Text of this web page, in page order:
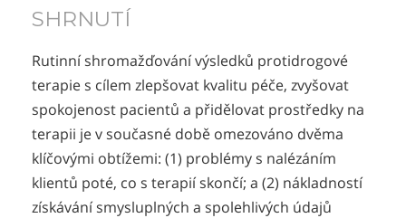
SHRNUTÍ
Rutinní shromažďování výsledků protidrogové
terapie s cílem zlepšovat kvalitu péče, zvyšovat
spokojenost pacientů a přidělovat prostředky na
terapii je v současné době omezováno dvěma
klíčovými obtížemi: (1) problémy s nalézáním
klientů poté, co s terapií skončí; a (2) nákladností
získávání smysluplných a spolehlivých údajů